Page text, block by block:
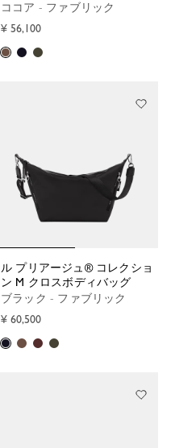
ココア - ファブリック
¥ 56,100
ル プリアージュ® コレクショ
ン M クロスボディバッグ
ブラック - ファブリック
¥ 60,500